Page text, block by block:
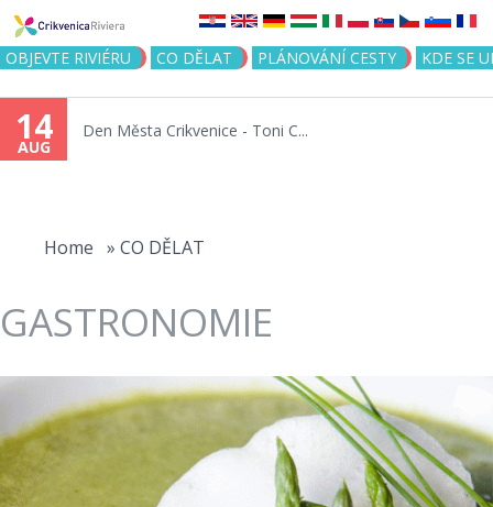
Jump to navigation
OBJEVTE RIVIÉRU CO DĚLAT PLÁNOVÁNÍ CESTY KDE SE
14
AUG
Den Města Crikvenice - Toni C...
Home » CO DĚLAT
GASTRONOMIE